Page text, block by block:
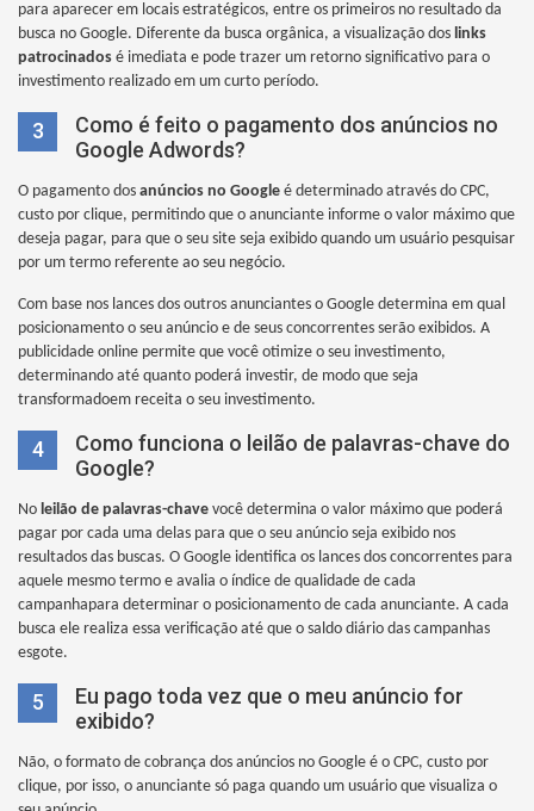
para aparecer em locais estratégicos, entre os primeiros no resultado da
busca no Google. Diferente da busca orgânica, a visualização dos links
patrocinados é imediata e pode trazer um retorno significativo para o
investimento realizado em um curto período.
3
Como é feito o pagamento dos anúncios no
Google Adwords?
O pagamento dos anúncios no Google é determinado através do CPC,
custo por clique, permitindo que o anunciante informe o valor máximo que
deseja pagar, para que o seu site seja exibido quando um usuário pesquisar
por um termo referente ao seu negócio.
Com base nos lances dos outros anunciantes o Google determina em qual
posicionamento o seu anúncio e de seus concorrentes serão exibidos. A
publicidade online permite que você otimize o seu investimento,
determinando até quanto poderá investir, de modo que seja
transformadoem receita o seu investimento.
4
Como funciona o leilão de palavras-chave do
Google?
No leilão de palavras-chave você determina o valor máximo que poderá
pagar por cada uma delas para que o seu anúncio seja exibido nos
resultados das buscas. O Google identifica os lances dos concorrentes para
aquele mesmo termo e avalia o índice de qualidade de cada
campanhapara determinar o posicionamento de cada anunciante. A cada
busca ele realiza essa verificação até que o saldo diário das campanhas
esgote.
5
Eu pago toda vez que o meu anúncio for
exibido?
Não, o formato de cobrança dos anúncios no Google é o CPC, custo por
clique, por isso, o anunciante só paga quando um usuário que visualiza o